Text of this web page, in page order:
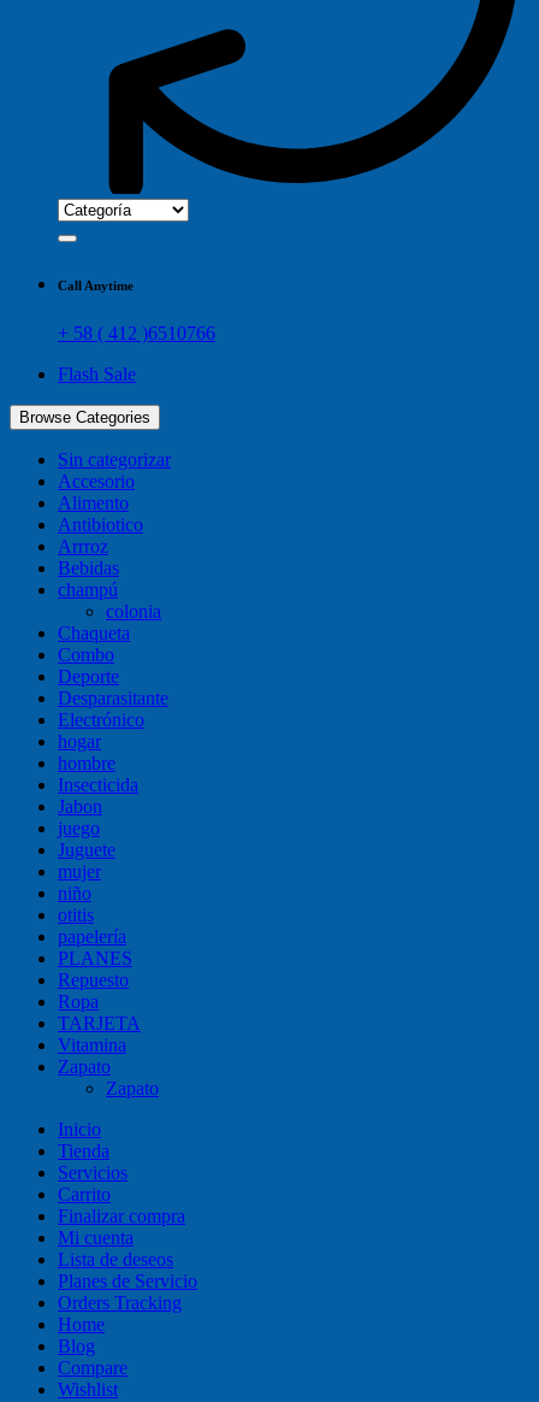
Call Anytime
+ 58 ( 412 )6510766
Flash Sale
Browse Categories
Sin categorizar
Accesorio
Alimento
Antibiotico
Arrroz
Bebidas
champú
colonia
Chaqueta
Combo
Deporte
Desparasitante
Electrónico
hogar
hombre
Insecticida
Jabon
juego
Juguete
mujer
niño
otitis
papelería
PLANES
Repuesto
Ropa
TARJETA
Vitamina
Zapato
Zapato
Inicio
Tienda
Servicios
Carrito
Finalizar compra
Mi cuenta
Lista de deseos
Planes de Servicio
Orders Tracking
Home
Blog
Compare
Wishlist